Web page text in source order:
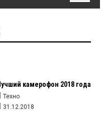
камерофон 2018 года
Техно
31.12.2018